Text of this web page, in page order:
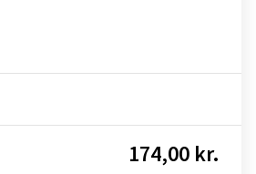
174,00 kr.